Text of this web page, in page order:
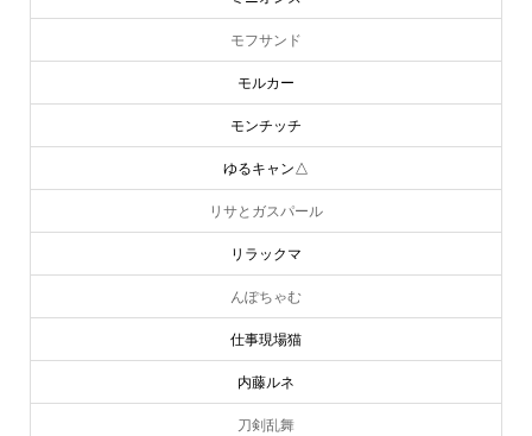
モフサンド
モルカー
モンチッチ
ゆるキャン△
リサとガスパール
リラックマ
んぽちゃむ
仕事現場猫
内藤ルネ
刀剣乱舞